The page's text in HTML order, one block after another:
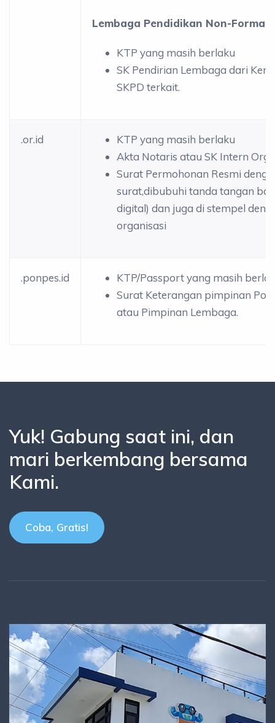
Lembaga Pendidikan Non-Formal
KTP yang masih berlaku
SK Pendirian Lembaga dari
SKPD terkait.
.or.id
KTP yang masih berlaku
Akta Notaris atau SK Intern
Surat Permohonan Resmi
surat,dibubuhi tanda tangan
digital) dan juga di stempel
organisasi
.ponpes.id
KTP/Passport yang masih
Surat Keterangan pimpinan
atau Pimpinan Lembaga.
Yuk! Gabung saat ini, dan
mari berkembang bersama
Kami.
Coba, Gratis!